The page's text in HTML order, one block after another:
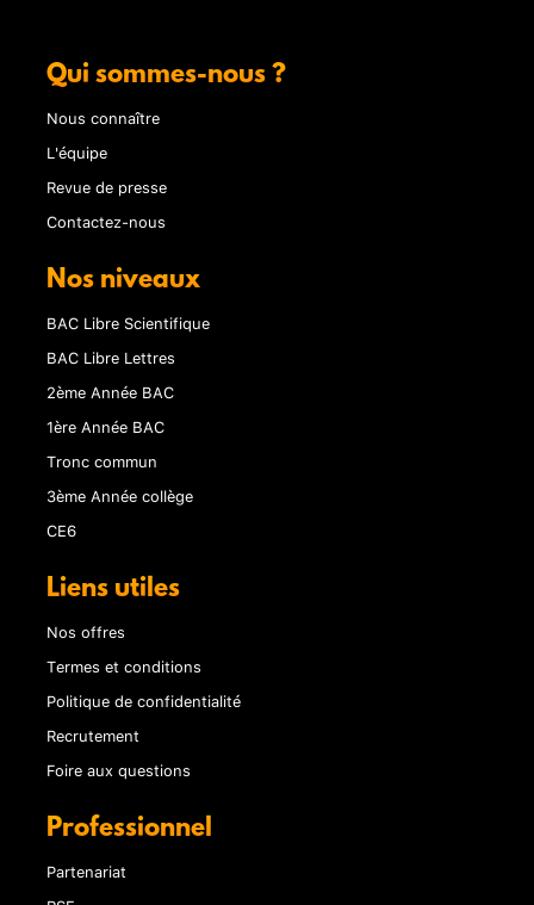
Qui sommes-nous ?
Nous connaître
L'équipe
Revue de presse
Contactez-nous
Nos niveaux
BAC Libre Scientifique
BAC Libre Lettres
2ème Année BAC
1ère Année BAC
Tronc commun
3ème Année collège
CE6
Liens utiles
Nos offres
Termes et conditions
Politique de confidentialité
Recrutement
Foire aux questions
Professionnel
Partenariat